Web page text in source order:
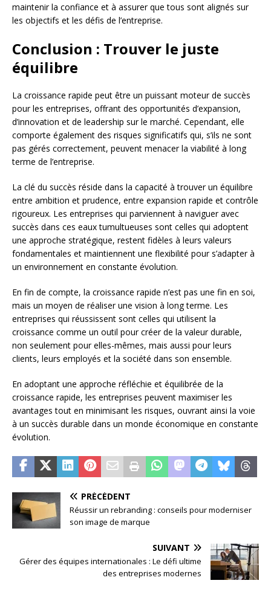
maintenir la confiance et à assurer que tous sont alignés sur
les objectifs et les défis de l’entreprise.
Conclusion : Trouver le juste
équilibre
La croissance rapide peut être un puissant moteur de succès
pour les entreprises, offrant des opportunités d’expansion,
d’innovation et de leadership sur le marché. Cependant, elle
comporte également des risques significatifs qui, s’ils ne sont
pas gérés correctement, peuvent menacer la viabilité à long
terme de l’entreprise.
La clé du succès réside dans la capacité à trouver un équilibre
entre ambition et prudence, entre expansion rapide et contrôle
rigoureux. Les entreprises qui parviennent à naviguer avec
succès dans ces eaux tumultueuses sont celles qui adoptent
une approche stratégique, restent fidèles à leurs valeurs
fondamentales et maintiennent une flexibilité pour s’adapter à
un environnement en constante évolution.
En fin de compte, la croissance rapide n’est pas une fin en soi,
mais un moyen de réaliser une vision à long terme. Les
entreprises qui réussissent sont celles qui utilisent la
croissance comme un outil pour créer de la valeur durable,
non seulement pour elles-mêmes, mais aussi pour leurs
clients, leurs employés et la société dans son ensemble.
En adoptant une approche réfléchie et équilibrée de la
croissance rapide, les entreprises peuvent maximiser les
avantages tout en minimisant les risques, ouvrant ainsi la voie
à un succès durable dans un monde économique en constante
évolution.
PRÉCÉDENT
Réussir un rebranding : conseils pour moderniser
son image de marque
SUIVANT
Gérer des équipes internationales : Le défi ultime
des entreprises modernes